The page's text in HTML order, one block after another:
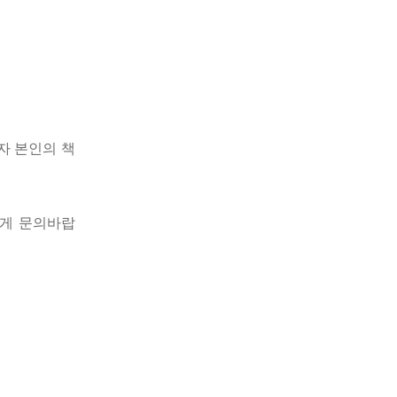
본인의 책
문의바랍